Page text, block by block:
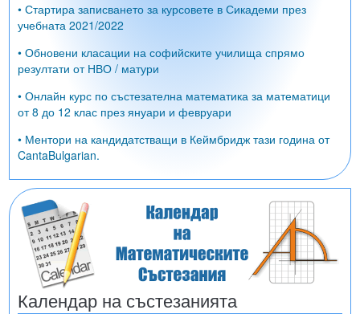
• Стартира записването за курсовете в Сикадеми през
учебната 2021/2022
• Обновени класации на софийските училища спрямо
резултати от НВО / матури
• Онлайн курс по състезателна математика за математици
от 8 до 12 клас през януари и февруари
• Ментори на кандидатстващи в Кеймбридж тази година от
CantaBulgarian.
Календар на състезанията